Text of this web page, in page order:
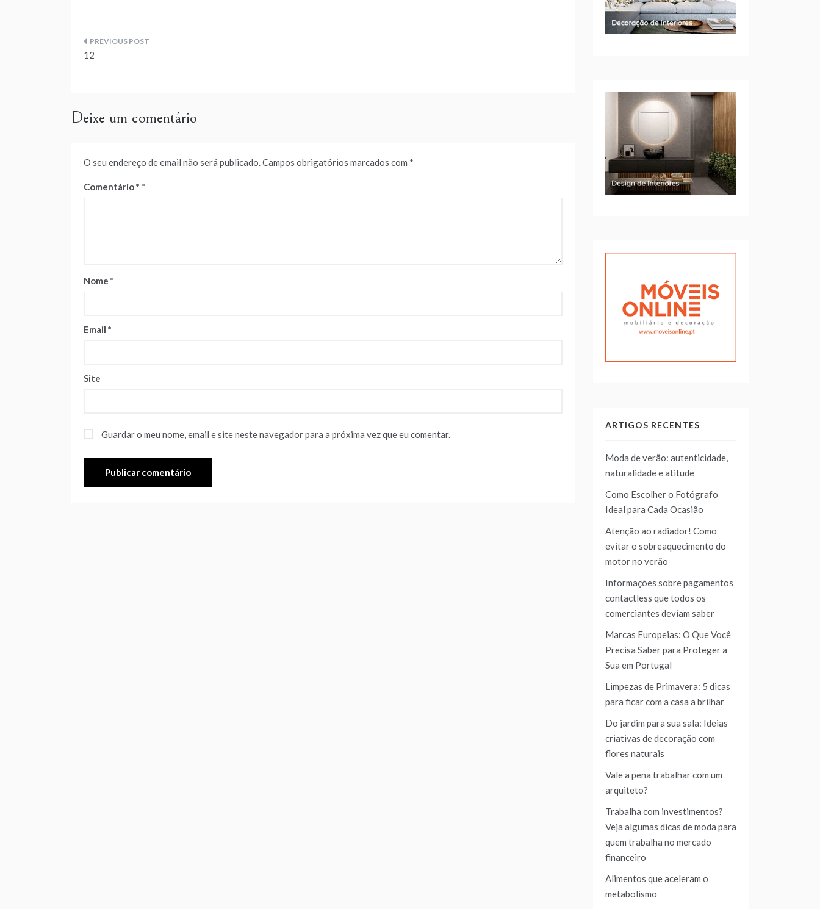
Navegação
12
Deixe um comentário
O seu endereço de email não será publicado.Campos obrigatórios marcados com *
Comentário*
Nome *
Email *
Site
Guardar o meu nome, email e site neste navegador para a próxima vez que eu comentar.
ARTIGOS RECENTES
Moda de verão: autenticidade,
naturalidade e atitude
Como Escolher o Fotógrafo
Ideal para Cada Ocasião
Atenção ao radiador! Como
evitar o sobreaquecimento do
motor no verão
Informações sobre pagamentos
contactless que todos os
comerciantes deviam saber
Marcas Europeias: O Que Você
Precisa Saber para Proteger a
Sua em Portugal
Limpezas de Primavera: 5 dicas
para ficar com a casa a brilhar
Do jardim para sua sala: Ideias
criativas de decoração com
flores naturais
Vale a pena trabalhar com um
arquiteto?
Trabalha com investimentos?
Veja algumas dicas de moda para
quem trabalha no mercado
financeiro
Alimentos que aceleram o
metabolismo